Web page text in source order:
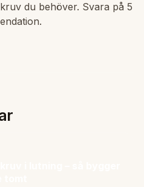
du behöver. Svara på 5